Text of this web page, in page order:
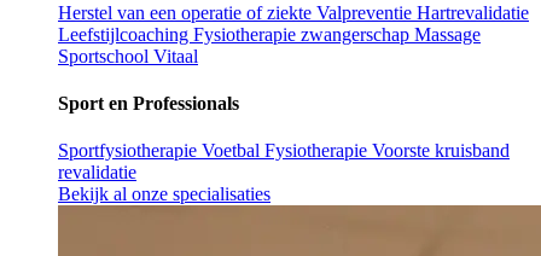
Herstel van een operatie of ziekte Valpreventie Hartrevalidatie
Leefstijlcoaching Fysiotherapie zwangerschap Massage
Sportschool Vitaal
Sport en Professionals
Sportfysiotherapie Voetbal Fysiotherapie Voorste kruisband
revalidatie
Bekijk al onze specialisaties